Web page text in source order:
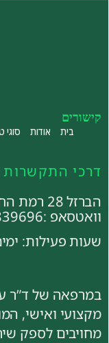
קישורים
בית אודות סוגי
דרכי התקשרות
הברזל 28 רמת החייל – תל אביב
וואטסאפ :054-8839696
שעות פעילות: ימים א-ה
במרפאה של ד”ר
מקצועי ואישי,
מחויבים לספק